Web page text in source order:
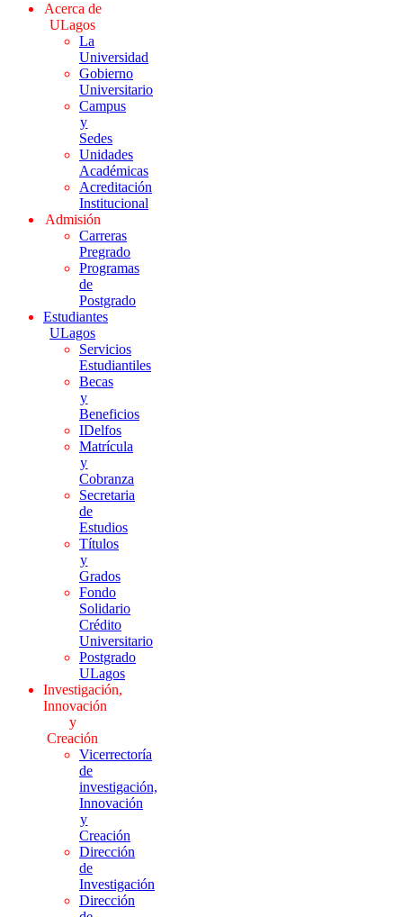
Acerca de
ULagos
La
Universidad
Gobierno
Universitario
Campus
y
Sedes
Unidades
Académicas
Acreditación
Institucional
Admisión
Carreras
Pregrado
Programas
de
Postgrado
Estudiantes
ULagos
Servicios
Estudiantiles
Becas
y
Beneficios
IDelfos
Matrícula
y
Cobranza
Secretaria
de
Estudios
Títulos
y
Grados
Fondo
Solidario
Crédito
Universitario
Postgrado
ULagos
Investigación,
Innovación
y
Creación
Vicerrectoría
de
investigación,
Innovación
y
Creación
Dirección
de
Investigación
Dirección